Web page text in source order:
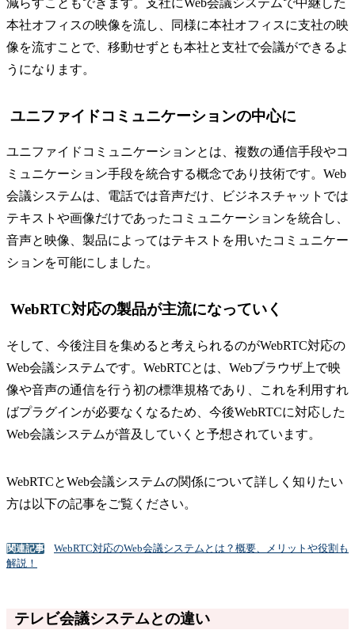
本社オフィスの映像を流し、同様に本社オフィスに支社の映
像を流すことで、移動せずとも本社と支社で会議ができるよ
うになります。
ユニファイドコミュニケーションの中心に
ユニファイドコミュニケーションとは、複数の通信手段やコ
ミュニケーション手段を統合する概念であり技術です。Web
会議システムは、電話では音声だけ、ビジネスチャットでは
テキストや画像だけであったコミュニケーションを統合し、
音声と映像、製品によってはテキストを用いたコミュニケー
ションを可能にしました。
WebRTC対応の製品が主流になっていく
そして、今後注目を集めると考えられるのがWebRTC対応の
Web会議システムです。WebRTCとは、Webブラウザ上で映
像や音声の通信を行う初の標準規格であり、これを利用すれ
ばプラグインが必要なくなるため、今後WebRTCに対応した
Web会議システムが普及していくと予想されています。
WebRTCとWeb会議システムの関係について詳しく知りたい
方は以下の記事をご覧ください。
関連記事
WebRTC対応のWeb会議システムとは？概要、メリットや役割も
解説！
テレビ会議システムとの違い